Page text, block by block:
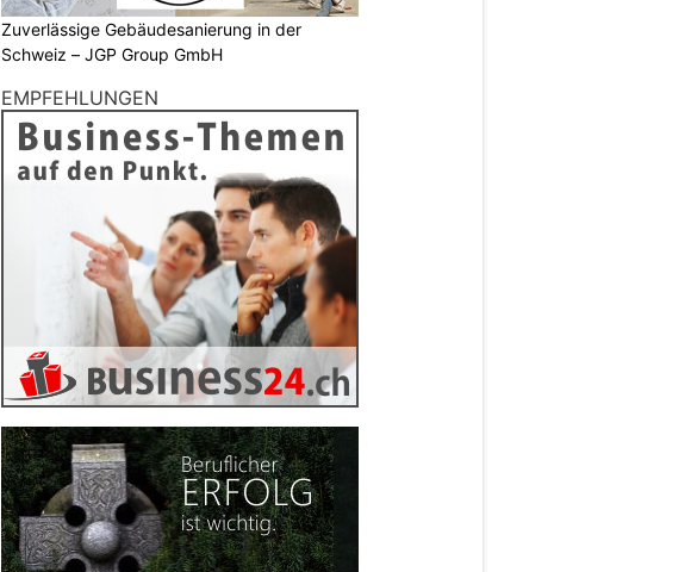
Zuverlässige Gebäudesanierung in der
Schweiz – JGP Group GmbH
EMPFEHLUNGEN